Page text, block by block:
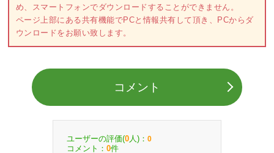
め、スマートフォンでダウンロードすることができません。
ページ上部にある共有機能でPCと情報共有して頂き、PCからダ
ウンロードをお願い致します。
コメント
ユーザーの評価(0 人)： 0
コメント： 0件